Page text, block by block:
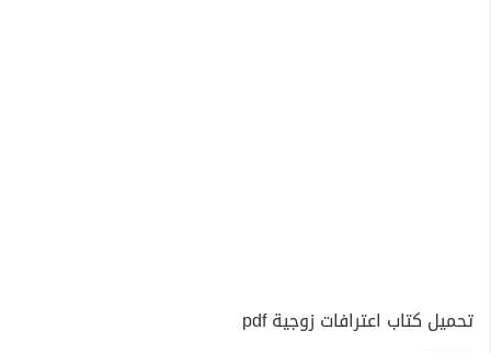
تحميل كتاب اعترافات زوجية pdf